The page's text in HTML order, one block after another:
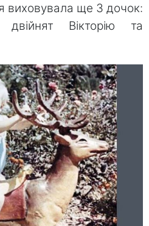
виховувала ще 3 дочок:
Вікторію та